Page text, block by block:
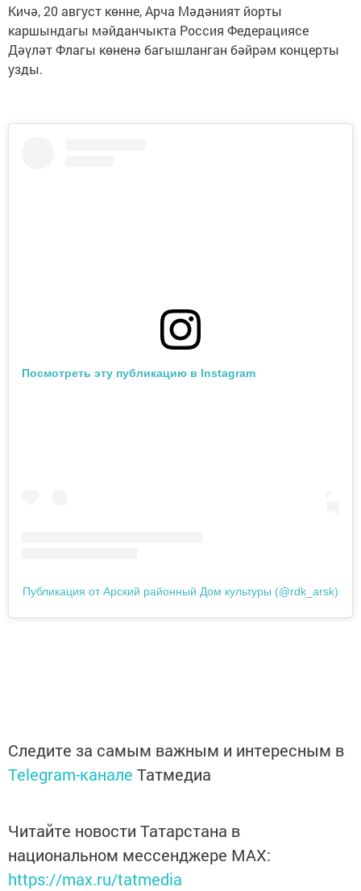
Кичә, 20 август көнне, Арча Мәдәният йорты
каршындагы мәйданчыкта Россия Федерациясе
Дәүләт Флагы көненә багышланган бәйрәм концерты
узды.
Посмотреть эту публикацию в Instagram
Публикация от Арский районный Дом культуры (@rdk_arsk)
Следите за самым важным и интересным в
Telegram-канале Татмедиа
Читайте новости Татарстана в
национальном мессенджере MАХ:
https://max.ru/tatmedia